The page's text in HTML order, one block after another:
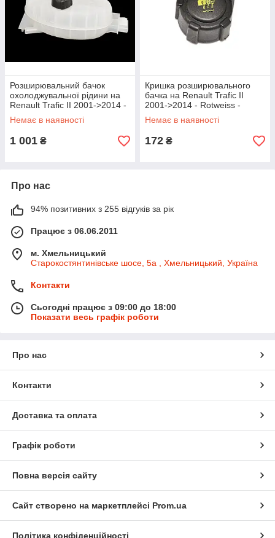
Розширювальний бачок
охолоджувальної рідини на
Renault Trafic II 2001->2014 -
PSA - 91159769
Немає в наявності
1 001 ₴
Кришка розширювального
бачка на Renault Trafic II
2001->2014 - Rotweiss -
RWS2900
Немає в наявності
172 ₴
Про нас
94% позитивних з 255 відгуків за рік
Працює з 06.06.2011
м. Хмельницький
Старокостянтинівське шосе, 5а , Хмельницький, Україна
Контакти
Сьогодні працює з 09:00 до 18:00
Показати весь графік роботи
Про нас
Контакти
Доставка та оплата
Графік роботи
Повна версія сайту
Сайт створено на маркетплейсі Prom.ua
Політика конфіденційності